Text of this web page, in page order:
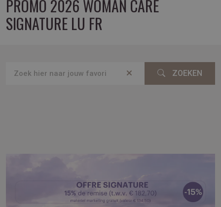
PROMO 2026 WOMAN CARE
SIGNATURE LU FR
ZOEKEN